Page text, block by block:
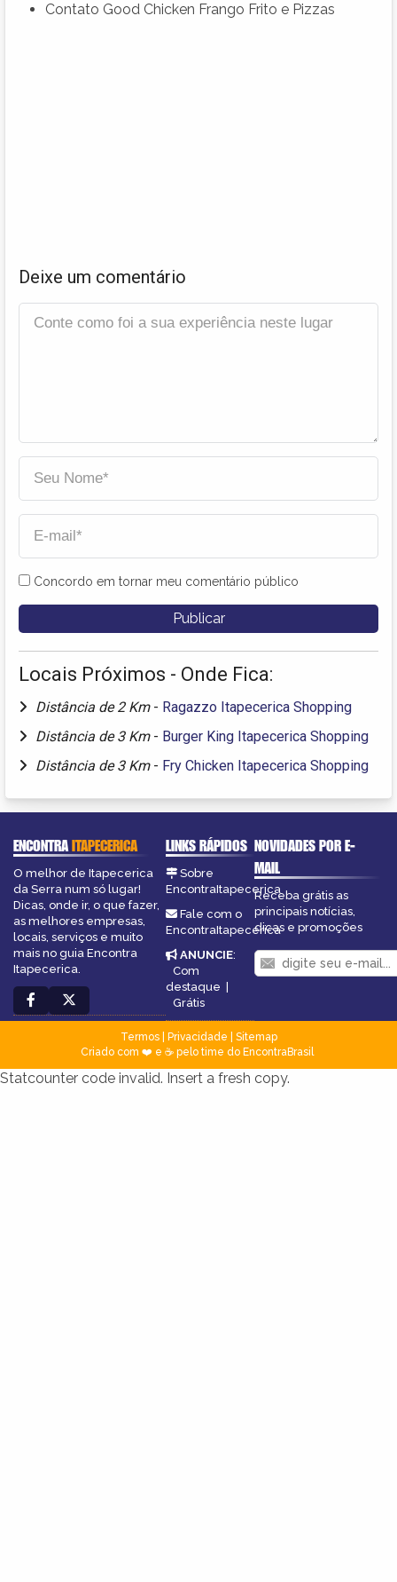
Contato Good Chicken Frango Frito e Pizzas
Deixe um comentário
Concordo em tornar meu comentário público
Locais Próximos - Onde Fica:
Distância de 2 Km - Ragazzo Itapecerica Shopping
Distância de 3 Km - Burger King Itapecerica Shopping
Distância de 3 Km - Fry Chicken Itapecerica Shopping
ENCONTRAITAPECERICA
O melhor de Itapecerica
da Serra num só lugar!
Dicas, onde ir, o que fazer,
as melhores empresas,
locais, serviços e muito
mais no guia Encontra
Itapecerica.
LINKS RÁPIDOS
Sobre
EncontraItapecerica
Fale com o
EncontraItapecerica
ANUNCIE:
Com
destaque
Grátis
NOVIDADES POR E-
MAIL
Receba grátis as
principais notícias,
dicas e promoções
Termos| Privacidade
Sitemap
Criado com ❤️ e ☕ pelo time do EncontraBrasil
Statcounter code invalid. Insert a fresh copy.